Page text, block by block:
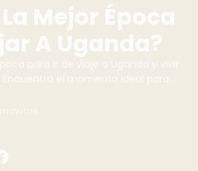
Mejor Época
A Uganda?
para ir de viaje a Uganda y vivir
Encuentra el momento ideal para
tu aventura con Watatu Travel!